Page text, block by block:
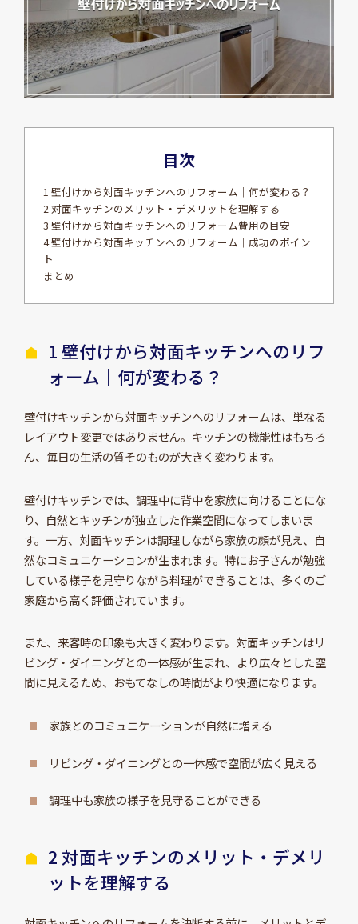
目次
1 壁付けから対面キッチンへのリフォーム｜何が変わる？
2 対面キッチンのメリット・デメリットを理解する
3 壁付けから対面キッチンへのリフォーム費用の目安
4 壁付けから対面キッチンへのリフォーム｜成功のポイン
ト
まとめ
1 壁付けから対面キッチンへのリフ
ォーム｜何が変わる？
壁付けキッチンから対面キッチンへのリフォームは、単なる
レイアウト変更ではありません。キッチンの機能性はもちろ
ん、毎日の生活の質そのものが大きく変わります。
壁付けキッチンでは、調理中に背中を家族に向けることにな
り、自然とキッチンが独立した作業空間になってしまいま
す。一方、対面キッチンは調理しながら家族の顔が見え、自
然なコミュニケーションが生まれます。特にお子さんが勉強
している様子を見守りながら料理ができることは、多くのご
家庭から高く評価されています。
また、来客時の印象も大きく変わります。対面キッチンはリ
ビング・ダイニングとの一体感が生まれ、より広々とした空
間に見えるため、おもてなしの時間がより快適になります。
家族とのコミュニケーションが自然に増える
リビング・ダイニングとの一体感で空間が広く見える
調理中も家族の様子を見守ることができる
2 対面キッチンのメリット・デメリ
ットを理解する